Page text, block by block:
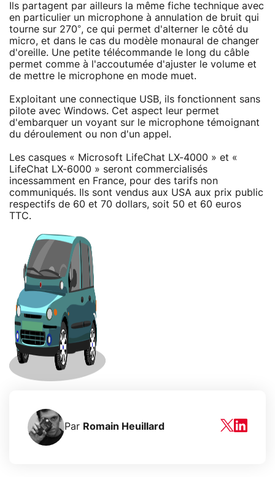
Ils partagent par ailleurs la même fiche technique avec
en particulier un microphone à annulation de bruit qui
tourne sur 270°, ce qui permet d'alterner le côté du
micro, et dans le cas du modèle monaural de changer
d'oreille. Une petite télécommande le long du câble
permet comme à l'accoutumée d'ajuster le volume et
de mettre le microphone en mode muet.
Exploitant une connectique USB, ils fonctionnent sans
pilote avec Windows. Cet aspect leur permet
d'embarquer un voyant sur le microphone témoignant
du déroulement ou non d'un appel.
Les casques « Microsoft LifeChat LX-4000 » et «
LifeChat LX-6000 » seront commercialisés
incessamment en France, pour des tarifs non
communiqués. Ils sont vendus aux USA aux prix public
respectifs de 60 et 70 dollars, soit 50 et 60 euros
TTC.
Par Romain Heuillard